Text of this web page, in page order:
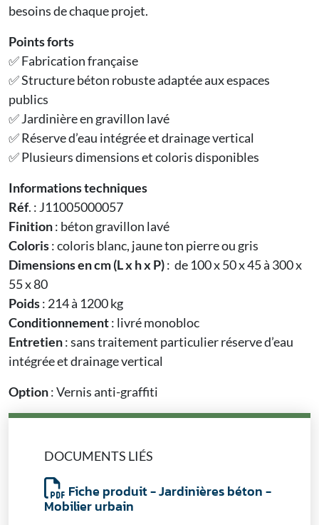
besoins de chaque projet.
Points forts
✅ Fabrication française
✅ Structure béton robuste adaptée aux espaces
publics
✅ Jardinière en gravillon lavé
✅ Réserve d’eau intégrée et drainage vertical
✅ Plusieurs dimensions et coloris disponibles
Informations techniques
Réf. : J11005000057
Finition: béton gravillon lavé
Coloris: coloris blanc, jaune ton pierre ou gris
Dimensions en cm (L x h x P): de 100 x 50 x 45 à 300 x
55 x 80
Poids: 214 à 1200 kg
Conditionnement: livré monobloc
Entretien: sans traitement particulier réserve d’eau
intégrée et drainage vertical
Option: Vernis anti-graffiti
DOCUMENTS LIÉS
Fiche produit - Jardinières béton -
Mobilier urbain